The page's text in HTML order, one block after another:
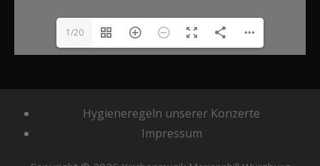
1/20
Hygieneregeln unserer Konzerte
Impressum